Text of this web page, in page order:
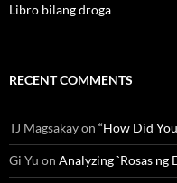
Libro bilang droga
RECENT COMMENTS
TJ Magsakayon “How Did
Gi Yu on Analyzing `Rosas ng